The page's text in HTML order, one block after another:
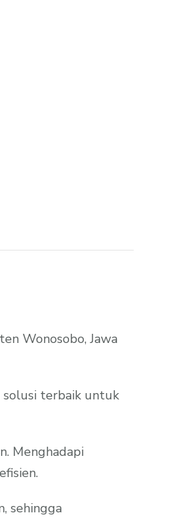
Wonosobo, Jawa
solusi terbaik untuk
Menghadapi
sehingga